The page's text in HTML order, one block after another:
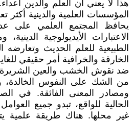
هذا لا يعني أن العلم والدين
المؤسسات العلمية والدينية أكثر
يحافظ المجتمع العلمي على
الاعتبارات الأيديولوجية
الطبيعية للعلم الحديث
الخارقة والخرافية أمر حقيقي
ضد نقوش الخشب والعين الشريرة.
من الشك على النفوس الخالدة،
ومصادر المعنى الفائقة. في
الحالية للواقع، تبدو جميع
غير محلها. هناك طريقة علمية